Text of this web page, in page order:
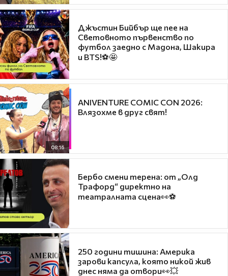
Джъстин Бийбър ще пее на
Световното първенство по
футбол заедно с Мадона, Шакира
и BTS!⚽🤩
08:16
ANIVENTURE COMIC CON 2026:
Влязохме в друг свят!
Бербо смени терена: от „Олд
Трафорд“ директно на
театралната сцена👀⚽
250 години тишина: Америка
зарови капсула, която никой жив
днес няма да отвори👀💥